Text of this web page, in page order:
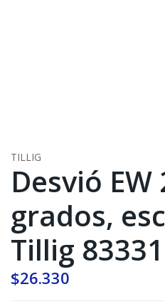
TILLIG
Desvió EW
grados,
Tillig 83331
$26.330